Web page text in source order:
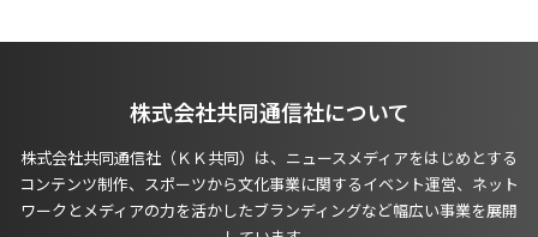
株式会社共同通信社について
株式会社共同通信社（ＫＫ共同）は、ニュースメディアをはじめとする
コンテンツ制作、スポーツから文化事業に関するイベント運営、ネット
ワークとメディアの力を活かしたブランディングなど幅広い事業を展開